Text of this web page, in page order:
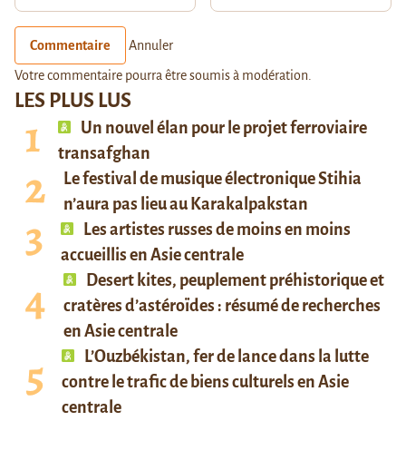
LES PLUS LUS
Un nouvel élan pour le projet ferroviaire
transafghan
Le festival de musique électronique Stihia
n’aura pas lieu au Karakalpakstan
Les artistes russes de moins en moins
accueillis en Asie centrale
Desert kites, peuplement préhistorique et
cratères d’astéroïdes : résumé de recherches
en Asie centrale
L’Ouzbékistan, fer de lance dans la lutte
contre le trafic de biens culturels en Asie
centrale
Commentaire Annuler
Votre commentaire pourra être soumis à modération.